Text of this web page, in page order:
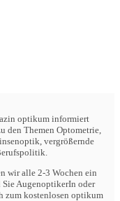
optikum informiert
Themen Optometrie,
vergrößernde
wir alle 2-3 Wochen ein
AugenoptikerIn oder
zum kostenlosen optikum